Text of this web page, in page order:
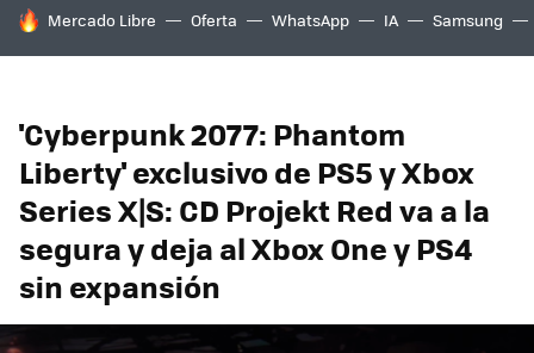
HOY SE HABLA DE
Mercado Libre Oferta WhatsApp IA Samsung
'Cyberpunk 2077: Phantom
Liberty' exclusivo de PS5 y Xbox
Series X|S: CD Projekt Red va a la
segura y deja al Xbox One y PS4
sin expansión